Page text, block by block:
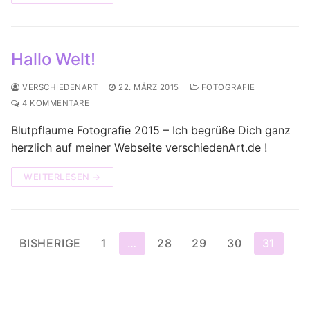
Hallo Welt!
VERSCHIEDENART 22. MÄRZ 2015
FOTOGRAFIE
4 KOMMENTARE
Blutpflaume Fotografie 2015 – Ich begrüße Dich ganz
herzlich auf meiner Webseite verschiedenArt.de !
WEITERLESEN →
Seitennummerierung
BISHERIGE 1 … 28 29 30 31